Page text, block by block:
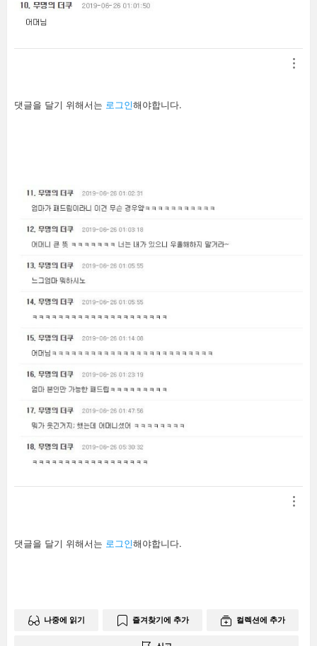
답
글
댓글을 달기 위해서는 로그인해야합니다.
답
글
댓글을 달기 위해서는 로그인해야합니다.
나중에 읽기 즐겨찾기에 추가 컬렉션에 추가